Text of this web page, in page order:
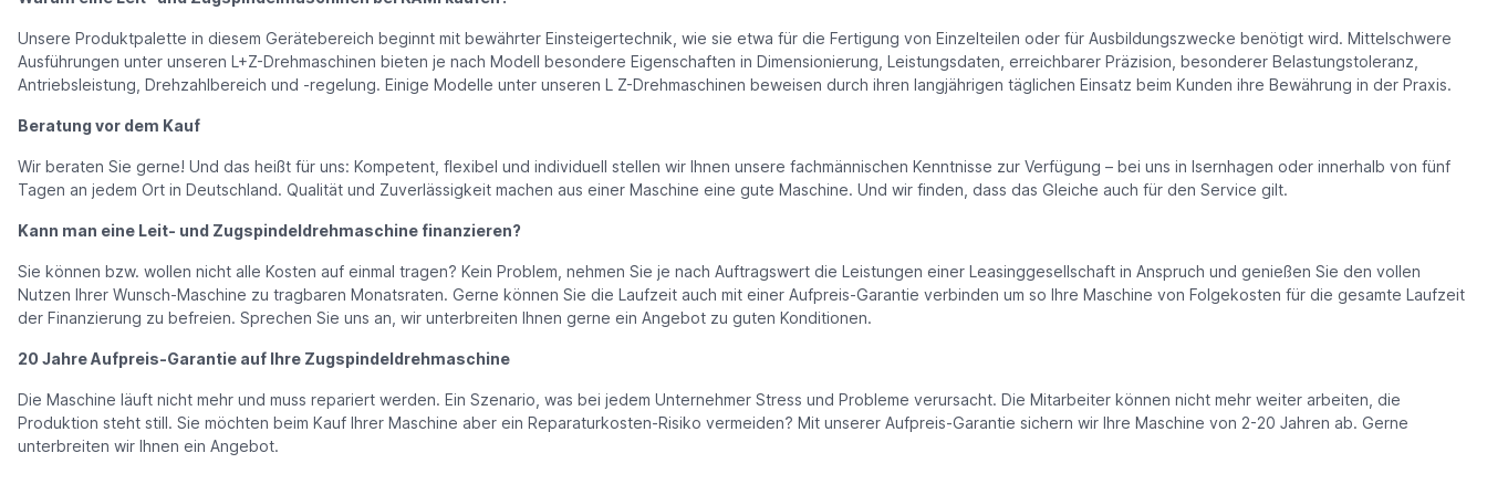
Unsere Produktpalette in diesem Gerätebereich beginnt mit bewährter Einsteigertechnik, wie sie etwa für die Fertigung von Einzelteilen oder für Ausbildungszwecke benötigt wird. Mittelschwere
Ausführungen unter unseren L+Z-Drehmaschinen bieten je nach Modell besondere Eigenschaften in Dimensionierung, Leistungsdaten, erreichbarer Präzision, besonderer Belastungstoleranz,
Antriebsleistung, Drehzahlbereich und -regelung. Einige Modelle unter unseren L Z-Drehmaschinen beweisen durch ihren langjährigen täglichen Einsatz beim Kunden ihre Bewährung in der Praxis.
Beratung vor dem Kauf
Wir beraten Sie gerne! Und das heißt für uns: Kompetent, flexibel und individuell stellen wir Ihnen unsere fachmännischen Kenntnisse zur Verfügung – bei uns in Isernhagen oder innerhalb von fünf
Tagen an jedem Ort in Deutschland. Qualität und Zuverlässigkeit machen aus einer Maschine eine gute Maschine. Und wir finden, dass das Gleiche auch für den Service gilt.
Kann man eine Leit- und Zugspindeldrehmaschine finanzieren?
Sie können bzw. wollen nicht alle Kosten auf einmal tragen? Kein Problem, nehmen Sie je nach Auftragswert die Leistungen einer Leasinggesellschaft in Anspruch und genießen Sie den vollen
Nutzen Ihrer Wunsch-Maschine zu tragbaren Monatsraten. Gerne können Sie die Laufzeit auch mit einer Aufpreis-Garantie verbinden um so Ihre Maschine von Folgekosten für die gesamte Laufzeit
der Finanzierung zu befreien. Sprechen Sie uns an, wir unterbreiten Ihnen gerne ein Angebot zu guten Konditionen.
20 Jahre Aufpreis-Garantie auf Ihre Zugspindeldrehmaschine
Die Maschine läuft nicht mehr und muss repariert werden. Ein Szenario, was bei jedem Unternehmer Stress und Probleme verursacht. Die Mitarbeiter können nicht mehr weiter arbeiten, die
Produktion steht still. Sie möchten beim Kauf Ihrer Maschine aber ein Reparaturkosten-Risiko vermeiden? Mit unserer Aufpreis-Garantie sichern wir Ihre Maschine von 2-20 Jahren ab. Gerne
unterbreiten wir Ihnen ein Angebot.